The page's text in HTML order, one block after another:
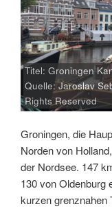
Titel: Groningen
Quelle: Jaroslav
Rights Reserved
Groningen, die
Norden von
der Nordsee. 147
130 von Oldenburg
kurzen grenznahen